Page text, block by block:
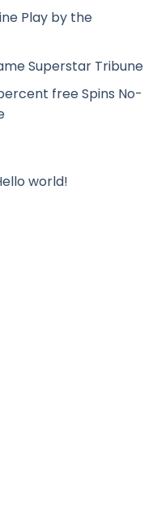
Play by the
Superstar Tribune
free Spins No-
world!